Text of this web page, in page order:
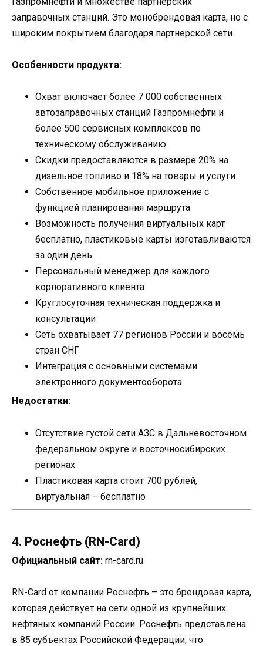
заправочных станций. Это монобрендовая карта, но с
широким покрытием благодаря партнерской сети.
Особенности продукта:
Охват включает более 7 000 собственных
автозаправочных станций Газпромнефти и
более 500 сервисных комплексов по
техническому обслуживанию
Скидки предоставляются в размере 20% на
дизельное топливо и 18% на товары и услуги
Собственное мобильное приложение с
функцией планирования маршрута
Возможность получения виртуальных карт
бесплатно, пластиковые карты изготавливаются
за один день
Персональный менеджер для каждого
корпоративного клиента
Круглосуточная техническая поддержка и
консультации
Сеть охватывает 77 регионов России и восемь
стран СНГ
Интеграция с основными системами
электронного документооборота
Недостатки:
Отсутствие густой сети АЗС в Дальневосточном
федеральном округе и восточносибирских
регионах
Пластиковая карта стоит 700 рублей,
виртуальная – бесплатно
4. Роснефть (RN-Card)
Официальный сайт: rn-card.ru
RN-Card от компании Роснефть – это брендовая карта,
которая действует на сети одной из крупнейших
нефтяных компаний России. Роснефть представлена
в 85 субъектах Российской Федерации, что